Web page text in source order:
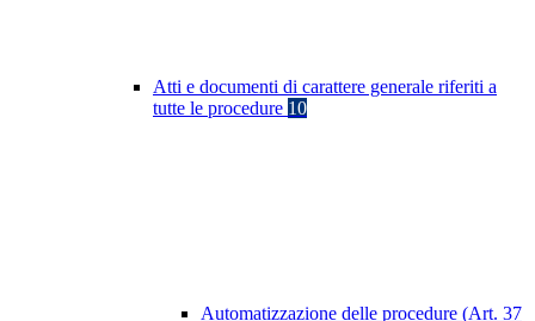
Atti e documenti di carattere generale riferiti a
tutte le procedure 10
Automatizzazione delle procedure (Art. 37